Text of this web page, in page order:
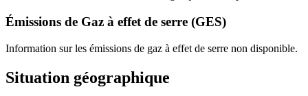
Émissions de Gaz à effet de serre (GES)
Information sur les émissions de gaz à effet de serre non disponible.
Situation géographique